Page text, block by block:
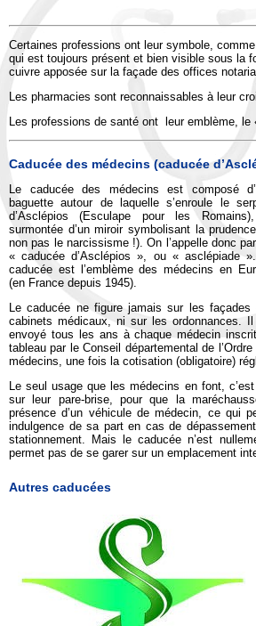
Certaines professions ont leur symbole,
qui est toujours présent et bien visible sous la
cuivre apposée sur la façade des offices
Les pharmacies sont reconnaissables à leur
Les professions de santé ont leur emblème, le
Caducée des médecins (caducée
Le caducée des médecins est composé
baguette autour de laquelle s’enroule le
d’Asclépios (Esculape pour les
surmontée d’un miroir symbolisant la
non pas le narcissisme !). On l’appelle donc
« caducée d’Asclépios », ou « asclépiade
caducée est l’emblème des médecins en
(en France depuis 1945).
Le caducée ne figure jamais sur les façades
cabinets médicaux, ni sur les ordonnances.
envoyé tous les ans à chaque médecin
tableau par le Conseil départemental de l’Ordre
médecins, une fois la cotisation (obligatoire)
Le seul usage que les médecins en font,
sur leur pare-brise, pour que la
présence d’un véhicule de médecin, ce qui
indulgence de sa part en cas de
stationnement. Mais le caducée n’est
permet pas de se garer sur un emplacement
Autres caducées